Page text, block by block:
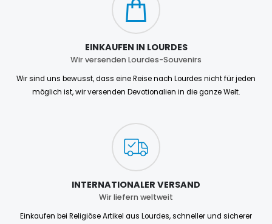
EINKAUFEN IN LOURDES
Wir versenden Lourdes-Souvenirs
Wir sind uns bewusst, dass eine Reise nach Lourdes nicht für jeden
möglich ist, wir versenden Devotionalien in die ganze Welt.
INTERNATIONALER VERSAND
Wir liefern weltweit
Einkaufen bei Religiöse Artikel aus Lourdes, schneller und sicherer